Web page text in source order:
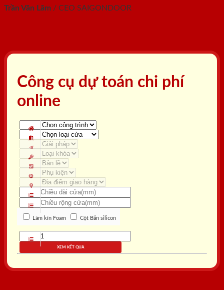
Trần Văn Lãm / CEO SAIGONDOOR
Công cụ dự toán chi phí
online
Làm kín Foam Cột Bắn silicon
XEM KẾT QUẢ